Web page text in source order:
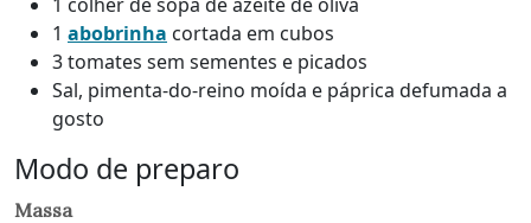
1 abobrinha cortada em cubos
3 tomates sem sementes e picados
Sal, pimenta-do-reino moída e páprica defumada a
gosto
Modo de preparo
Massa